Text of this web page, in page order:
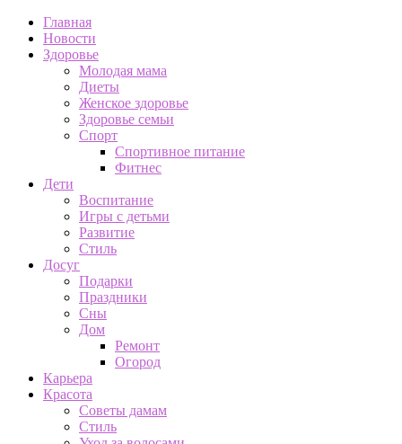
Главная
Новости
Здоровье
Молодая мама
Диеты
Женское здоровье
Здоровье семьи
Спорт
Спортивное питание
Фитнес
Дети
Воспитание
Игры с детьми
Развитие
Стиль
Досуг
Подарки
Праздники
Сны
Дом
Ремонт
Огород
Карьера
Красота
Советы дамам
Стиль